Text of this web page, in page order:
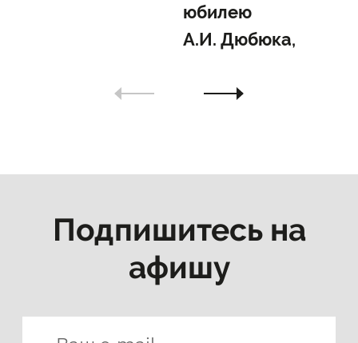
юбилею
А.И. Дюбюка,
Подпишитесь на
афишу